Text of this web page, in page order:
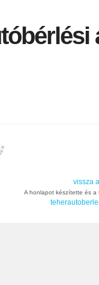
vissza
A honlapot készítette és